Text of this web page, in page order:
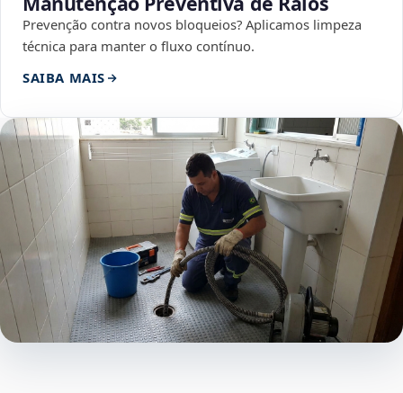
Prevenção contra novos bloqueios? Aplicamos limpeza
técnica para manter o fluxo contínuo.
SAIBA MAIS